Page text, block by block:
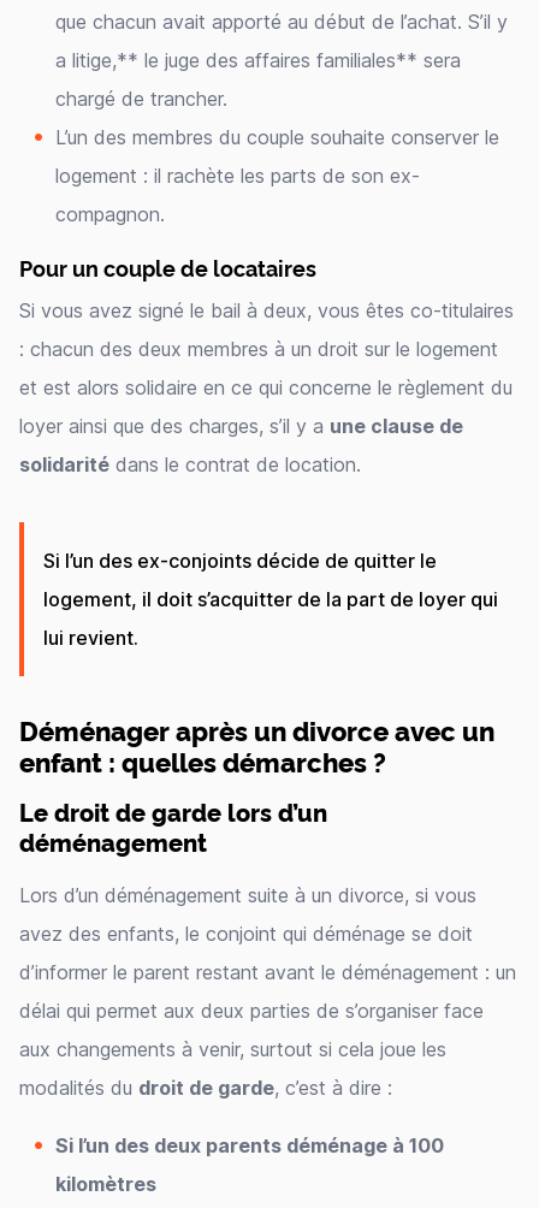
que chacun avait apporté au début de l’achat. S’il y
a litige,** le juge des affaires familiales** sera
chargé de trancher.
L’un des membres du couple souhaite conserver le
logement : il rachète les parts de son ex-
compagnon.
Pour un couple de locataires
Si vous avez signé le bail à deux, vous êtes co-titulaires
: chacun des deux membres à un droit sur le logement
et est alors solidaire en ce qui concerne le règlement du
loyer ainsi que des charges, s’il y a une clause de
solidarité dans le contrat de location.
Si l’un des ex-conjoints décide de quitter le
logement, il doit s’acquitter de la part de loyer qui
lui revient.
Déménager après un divorce avec un
enfant : quelles démarches ?
Le droit de garde lors d’un
déménagement
Lors d’un déménagement suite à un divorce, si vous
avez des enfants, le conjoint qui déménage se doit
d’informer le parent restant avant le déménagement : un
délai qui permet aux deux parties de s’organiser face
aux changements à venir, surtout si cela joue les
modalités du droit de garde, c’est à dire :
Si l’un des deux parents déménage à 100
kilomètres